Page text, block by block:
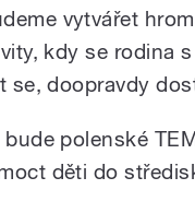
vytvářet
kdy se rodina
se, doopravdy
polenské
děti do